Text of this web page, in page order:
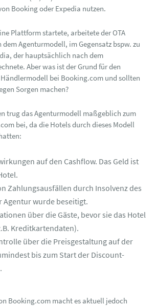
Booking oder Expedia nutzen.
Plattform startete, arbeitete der OTA
Agenturmodell, im Gegensatz bspw. zu
der hauptsächlich nach dem
Aber was ist der Grund für den
bei Booking.com und sollten
Sorgen machen?
trug das Agenturmodell maßgeblich zum
bei, da die Hotels durch dieses Modell
auf den Cashflow. Das Geld ist
Zahlungsausfällen durch Insolvenz des
Agentur wurde beseitigt.
über die Gäste, bevor sie das Hotel
Kreditkartendaten).
über die Preisgestaltung auf der
bis zum Start der Discount-
Booking.com macht es aktuell jedoch